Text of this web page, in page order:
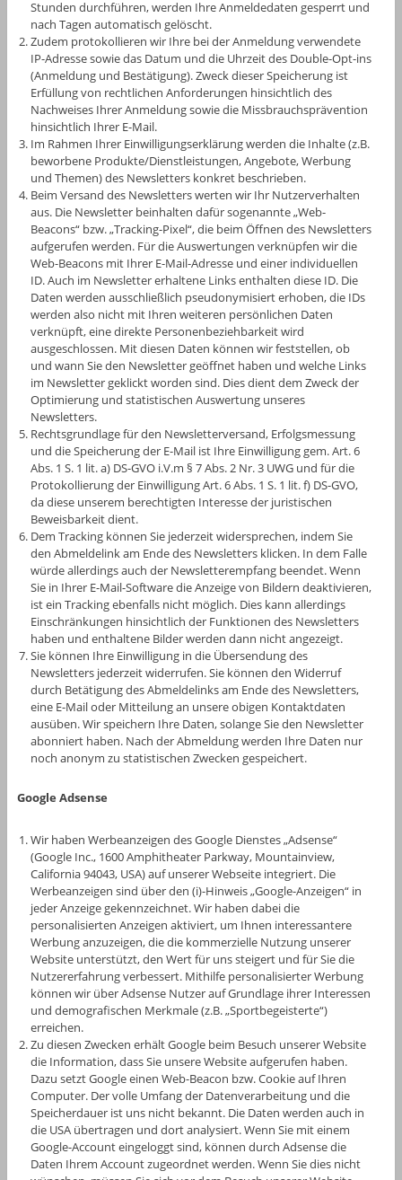
Stunden durchführen, werden Ihre Anmeldedaten gesperrt und
nach Tagen automatisch gelöscht.
Zudem protokollieren wir Ihre bei der Anmeldung verwendete
IP-Adresse sowie das Datum und die Uhrzeit des Double-Opt-ins
(Anmeldung und Bestätigung). Zweck dieser Speicherung ist
Erfüllung von rechtlichen Anforderungen hinsichtlich des
Nachweises Ihrer Anmeldung sowie die Missbrauchsprävention
hinsichtlich Ihrer E-Mail.
Im Rahmen Ihrer Einwilligungserklärung werden die Inhalte (z.B.
beworbene Produkte/Dienstleistungen, Angebote, Werbung
und Themen) des Newsletters konkret beschrieben.
Beim Versand des Newsletters werten wir Ihr Nutzerverhalten
aus. Die Newsletter beinhalten dafür sogenannte „Web-
Beacons“ bzw. „Tracking-Pixel“, die beim Öffnen des Newsletters
aufgerufen werden. Für die Auswertungen verknüpfen wir die
Web-Beacons mit Ihrer E-Mail-Adresse und einer individuellen
ID. Auch im Newsletter erhaltene Links enthalten diese ID. Die
Daten werden ausschließlich pseudonymisiert erhoben, die IDs
werden also nicht mit Ihren weiteren persönlichen Daten
verknüpft, eine direkte Personenbeziehbarkeit wird
ausgeschlossen. Mit diesen Daten können wir feststellen, ob
und wann Sie den Newsletter geöffnet haben und welche Links
im Newsletter geklickt worden sind. Dies dient dem Zweck der
Optimierung und statistischen Auswertung unseres
Newsletters.
Rechtsgrundlage für den Newsletterversand, Erfolgsmessung
und die Speicherung der E-Mail ist Ihre Einwilligung gem. Art. 6
Abs. 1 S. 1 lit. a) DS-GVO i.V.m § 7 Abs. 2 Nr. 3 UWG und für die
Protokollierung der Einwilligung Art. 6 Abs. 1 S. 1 lit. f) DS-GVO,
da diese unserem berechtigten Interesse der juristischen
Beweisbarkeit dient.
Dem Tracking können Sie jederzeit widersprechen, indem Sie
den Abmeldelink am Ende des Newsletters klicken. In dem Falle
würde allerdings auch der Newsletterempfang beendet. Wenn
Sie in Ihrer E-Mail-Software die Anzeige von Bildern deaktivieren,
ist ein Tracking ebenfalls nicht möglich. Dies kann allerdings
Einschränkungen hinsichtlich der Funktionen des Newsletters
haben und enthaltene Bilder werden dann nicht angezeigt.
Sie können Ihre Einwilligung in die Übersendung des
Newsletters jederzeit widerrufen. Sie können den Widerruf
durch Betätigung des Abmeldelinks am Ende des Newsletters,
eine E-Mail oder Mitteilung an unsere obigen Kontaktdaten
ausüben. Wir speichern Ihre Daten, solange Sie den Newsletter
abonniert haben. Nach der Abmeldung werden Ihre Daten nur
noch anonym zu statistischen Zwecken gespeichert.
Google Adsense
Wir haben Werbeanzeigen des Google Dienstes „Adsense“
(Google Inc., 1600 Amphitheater Parkway, Mountainview,
California 94043, USA) auf unserer Webseite integriert. Die
Werbeanzeigen sind über den (i)-Hinweis „Google-Anzeigen“ in
jeder Anzeige gekennzeichnet. Wir haben dabei die
personalisierten Anzeigen aktiviert, um Ihnen interessantere
Werbung anzuzeigen, die die kommerzielle Nutzung unserer
Website unterstützt, den Wert für uns steigert und für Sie die
Nutzererfahrung verbessert. Mithilfe personalisierter Werbung
können wir über Adsense Nutzer auf Grundlage ihrer Interessen
und demografischen Merkmale (z.B. „Sportbegeisterte“)
erreichen.
Zu diesen Zwecken erhält Google beim Besuch unserer Website
die Information, dass Sie unsere Website aufgerufen haben.
Dazu setzt Google einen Web-Beacon bzw. Cookie auf Ihren
Computer. Der volle Umfang der Datenverarbeitung und die
Speicherdauer ist uns nicht bekannt. Die Daten werden auch in
die USA übertragen und dort analysiert. Wenn Sie mit einem
Google-Account eingeloggt sind, können durch Adsense die
Daten Ihrem Account zugeordnet werden. Wenn Sie dies nicht